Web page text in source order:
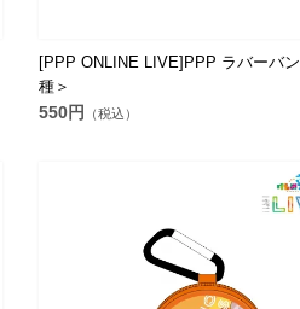
[PPP ONLINE LIVE]PPP ラバーバ
種＞
550円 （税込）